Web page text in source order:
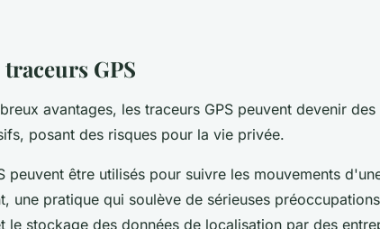
GPS
avantages, les traceurs GPS peuvent devenir
posant des risques pour la vie privée.
peuvent être utilisés pour suivre les mouvements
une pratique qui soulève de sérieuses
le stockage des données de localisation par des